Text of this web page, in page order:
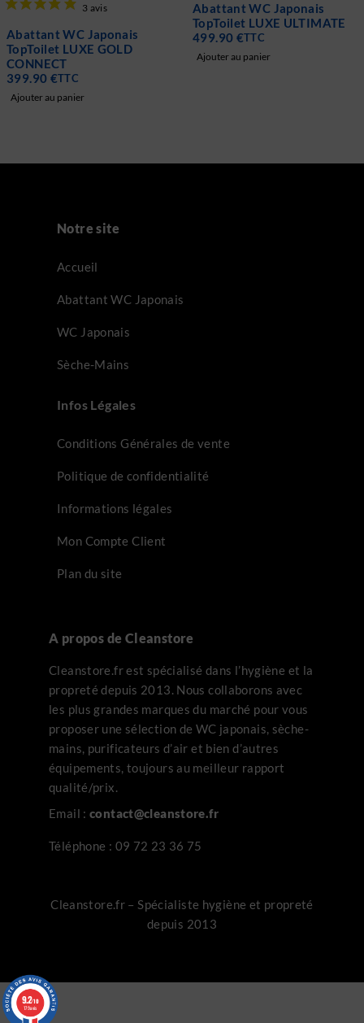
Abattant WC Japonais
TopToilet LUXE GOLD
CONNECT
399.90 €TTC
Ajouter au panier
Abattant WC Japonais
TopToilet LUXE ULTIMATE
499.90 €TTC
Ajouter au panier
Notre site
Accueil
Abattant WC Japonais
WC Japonais
Sèche-Mains
Infos Légales
Conditions Générales de vente
Politique de confidentialité
Informations légales
Mon Compte Client
Plan du site
A propos de Cleanstore
Cleanstore.fr est spécialisé dans l’hygiène et la
propreté depuis 2013. Nous collaborons avec
les plus grandes marques du marché pour vous
proposer une sélection de WC japonais, sèche-
mains, purificateurs d’air et bien d’autres
équipements, toujours au meilleur rapport
qualité/prix.
Email : contact@cleanstore.fr
Téléphone : 09 72 23 36 75
Cleanstore.fr – Spécialiste hygiène et propreté
depuis 2013
9.2/10
179 avis